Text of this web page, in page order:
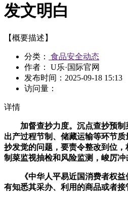
发文明白
【概要描述】
分类：
食品安全动态
作者： U乐·国际官网
发布时间： 2025-09-18 15:13
访问量：
详情
加督查抄力度。沉点查抄预制
出产过程节制、储藏运输等环节
抄发觉的问题，要责令整改到位
制菜监视抽检和风险监测，峻厉冲
《中华人平易近国消费者权益
有知悉其采办、利用的商品或者接